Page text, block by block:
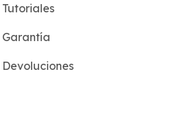
Tutoriales
Garantía
Devoluciones